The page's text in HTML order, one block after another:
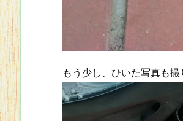
もう少し、ひいた写真も撮